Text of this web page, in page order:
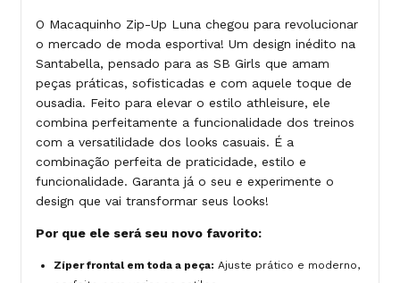
O Macaquinho Zip-Up Luna chegou para revolucionar
o mercado de moda esportiva! Um design inédito na
Santabella, pensado para as SB Girls que amam
peças práticas, sofisticadas e com aquele toque de
ousadia. Feito para elevar o estilo athleisure, ele
combina perfeitamente a funcionalidade dos treinos
com a versatilidade dos looks casuais. É a
combinação perfeita de praticidade, estilo e
funcionalidade. Garanta já o seu e experimente o
design que vai transformar seus looks!
Por que ele será seu novo favorito:
Zíper frontal em toda a peça: Ajuste prático e moderno,